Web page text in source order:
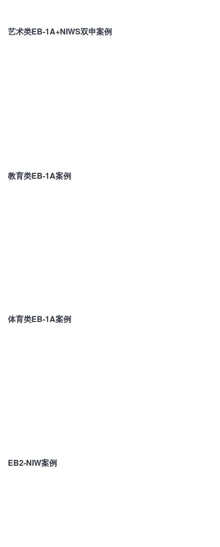
艺术类EB-1A+NIWS双申案例
教育类EB-1A案例
体育类EB-1A案例
EB2-NIW案例